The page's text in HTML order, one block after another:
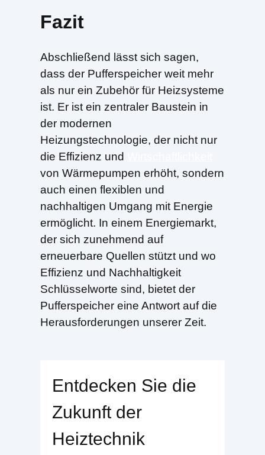
Fazit
Abschließend lässt sich sagen,
dass der Pufferspeicher weit mehr
als nur ein Zubehör für Heizsysteme
ist. Er ist ein zentraler Baustein in
der modernen
Heizungstechnologie, der nicht nur
die Effizienz und
von Wärmepumpen erhöht, sondern
auch einen flexiblen und
nachhaltigen Umgang mit Energie
ermöglicht. In einem Energiemarkt,
der sich zunehmend auf
erneuerbare Quellen stützt und wo
Effizienz und Nachhaltigkeit
Schlüsselworte sind, bietet der
Pufferspeicher eine Antwort auf die
Herausforderungen unserer Zeit.
Entdecken Sie die
Zukunft der
Heiztechnik